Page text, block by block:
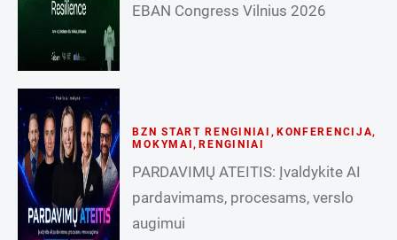
EBAN Congress Vilnius 2026
BZN START RENGINIAI , KONFERENCIJA,
MOKYMAI, RENGINIAI
PARDAVIMŲ ATEITIS: Įvaldykite AI
pardavimams, procesams, verslo
augimui